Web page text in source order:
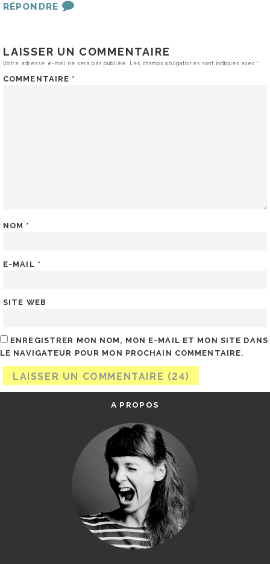
RÉPONDRE
LAISSER UN COMMENTAIRE
Votre adresse e-mail ne sera pas publiée. Les champs obligatoires sont indiqués avec*
COMMENTAIRE *
NOM *
E-MAIL *
SITE WEB
ENREGISTRER MON NOM, MON E-MAIL ET MON SITE DANS
LE NAVIGATEUR POUR MON PROCHAIN COMMENTAIRE.
A PROPOS